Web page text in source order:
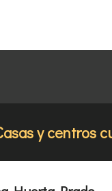
y centros